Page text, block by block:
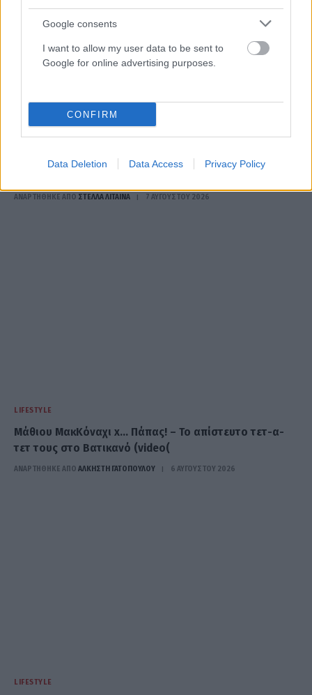
Google consents
I want to allow my user data to be sent to
Google for online advertising purposes.
CONFIRM
Data Deletion Data Access Privacy Policy
LIFESTYLE
Ιουλία Καλλιμάνη: Η στιγμή που χάνει την υπομονή της
ΑΝΑΡΤΗΘΗΚΕ ΑΠΟ ΣΤΈΛΛΑ ΛΊΤΑΙΝΑ 7 ΑΥΓΟΎΣΤΟΥ 2026
LIFESTYLE
Μάθιου ΜακΚόναχι x… Πάπας! – Το απίστευτο τετ-α-
τετ τους στο Βατικανό (video(
ΑΝΑΡΤΗΘΗΚΕ ΑΠΟ ΆΛΚΗΣΤΗ ΓΑΤΟΠΟΎΛΟΥ 6 ΑΥΓΟΎΣΤΟΥ 2026
LIFESTYLE